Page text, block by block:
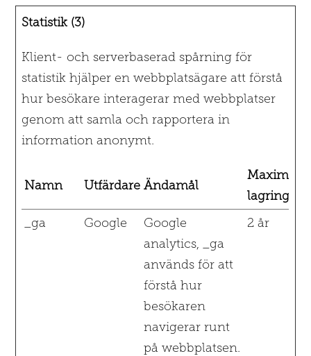
Statistik (3)
Klient- och serverbaserad spårning för
statistik hjälper en webbplatsägare att förstå
hur besökare interagerar med webbplatser
genom att samla och rapportera in
information anonymt.
Namn Utfärdare Ändamål
Maximal
lagringstid
_ga
Google
Google
analytics, _ga
används för att
förstå hur
besökaren
navigerar runt
på webbplatsen.
2 år